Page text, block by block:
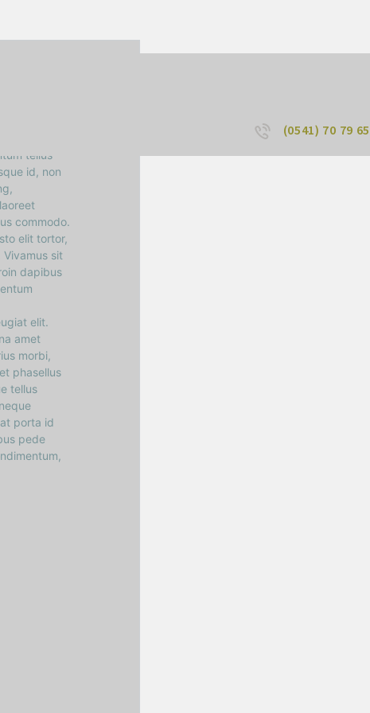
(0541) 70 79 65
tellus
id, non
commodo.
elit tortor,
sit
dapibus
elit.
amet
morbi,
phasellus
tellus
porta id
pede